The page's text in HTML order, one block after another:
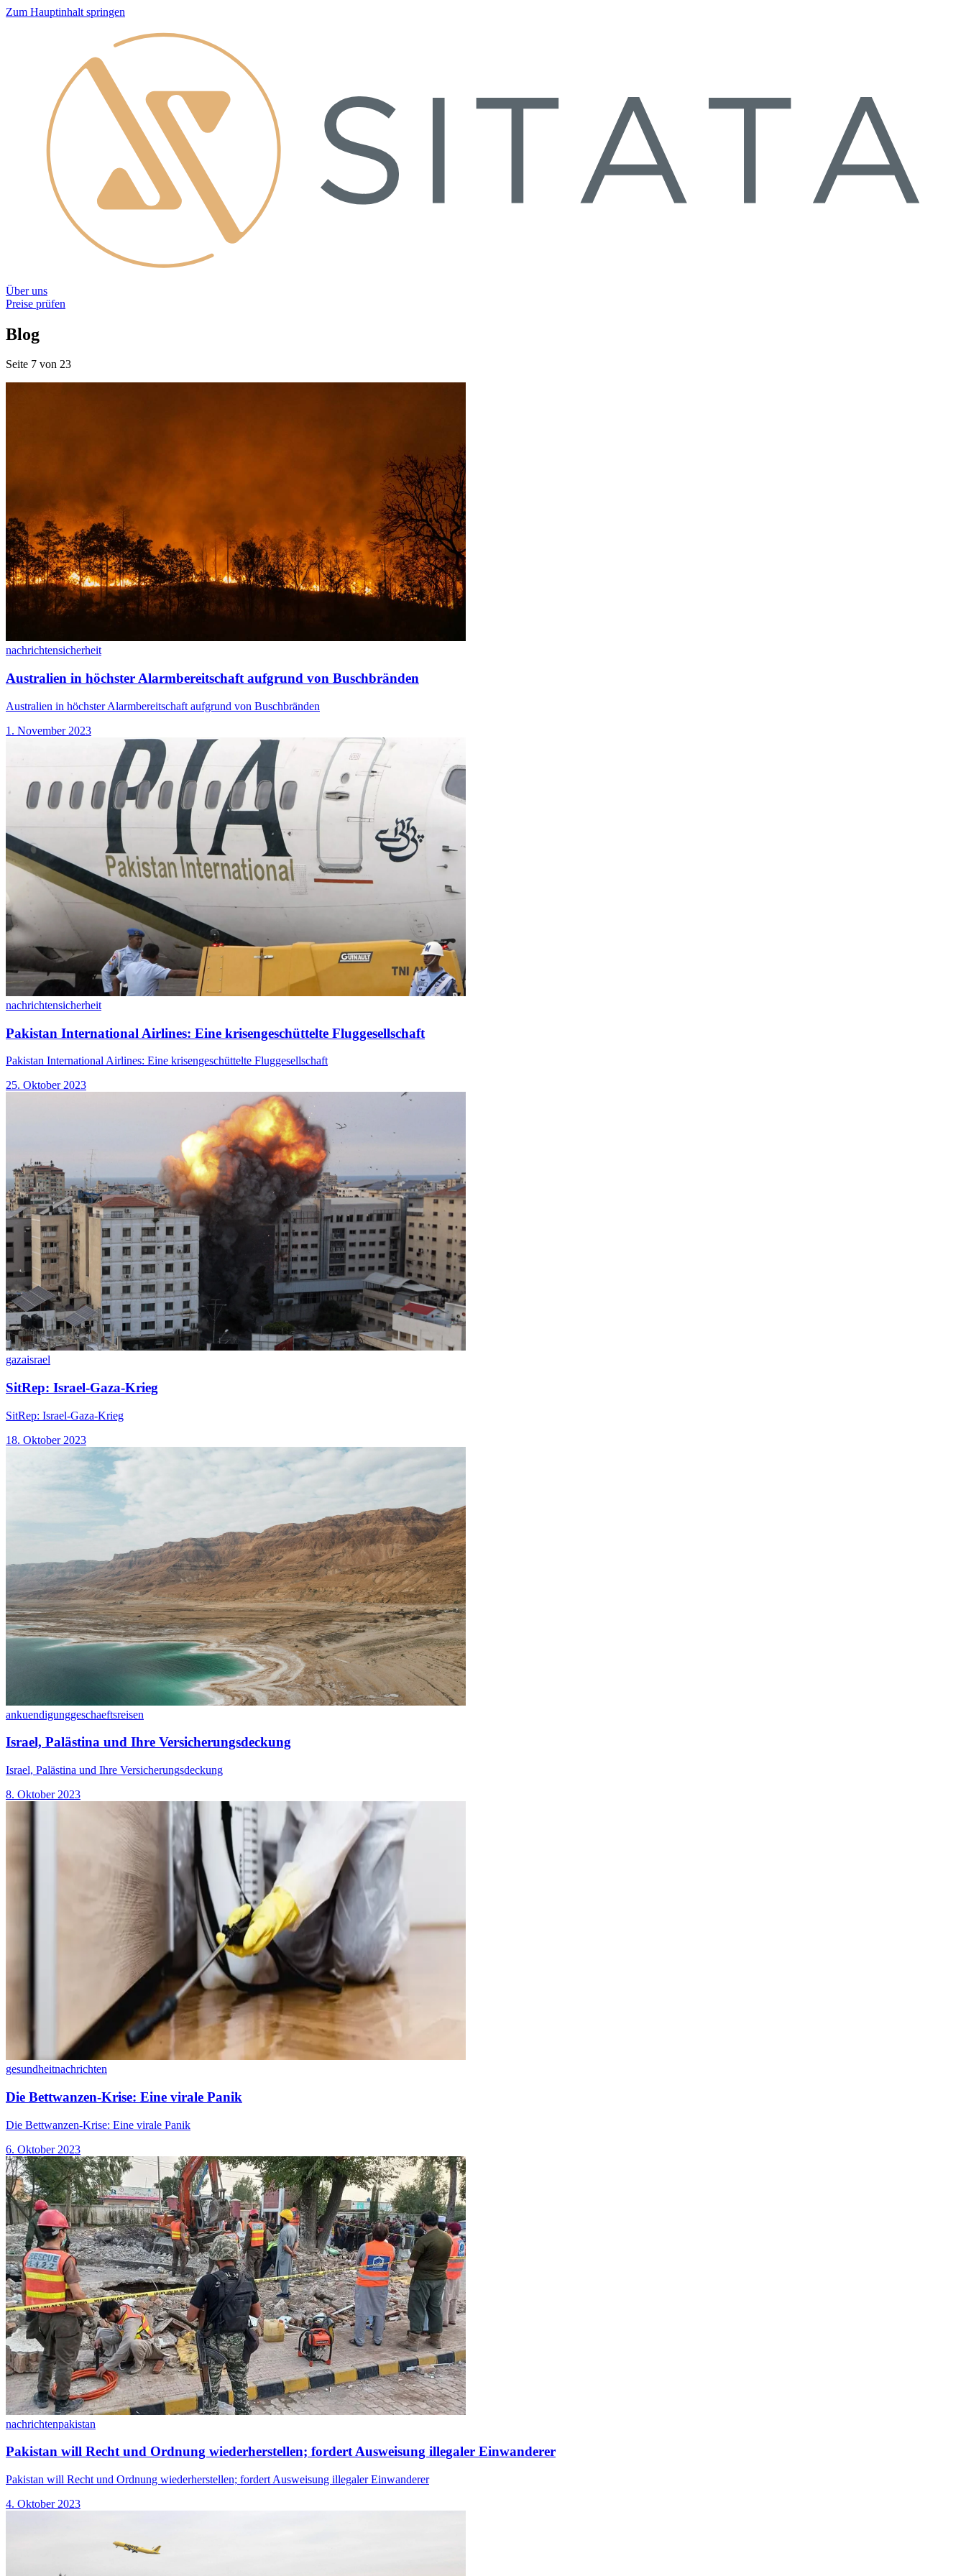
Zum Hauptinhalt springen
Über uns
Preise prüfen
Blog
Seite 7 von 23
nachrichtensicherheit
Australien in höchster Alarmbereitschaft aufgrund von Buschbränden
Australien in höchster Alarmbereitschaft aufgrund von Buschbränden
1. November 2023
nachrichtensicherheit
Pakistan International Airlines: Eine krisengeschüttelte Fluggesellschaft
Pakistan International Airlines: Eine krisengeschüttelte Fluggesellschaft
25. Oktober 2023
gazaisrael
SitRep: Israel-Gaza-Krieg
SitRep: Israel-Gaza-Krieg
18. Oktober 2023
ankuendigunggeschaeftsreisen
Israel, Palästina und Ihre Versicherungsdeckung
Israel, Palästina und Ihre Versicherungsdeckung
8. Oktober 2023
gesundheitnachrichten
Die Bettwanzen-Krise: Eine virale Panik
Die Bettwanzen-Krise: Eine virale Panik
6. Oktober 2023
nachrichtenpakistan
Pakistan will Recht und Ordnung wiederherstellen; fordert Ausweisung illegaler Einwanderer
Pakistan will Recht und Ordnung wiederherstellen; fordert Ausweisung illegaler Einwanderer
4. Oktober 2023